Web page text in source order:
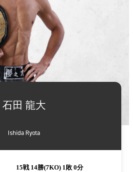
石田 龍大
Ishida Ryota
15戦 14勝(7KO) 1敗 0分